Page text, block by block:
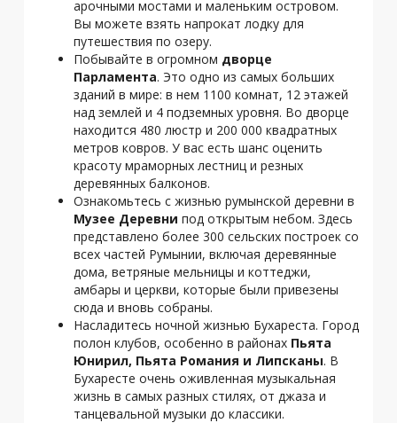
арочными мостами и маленьким островом.
Вы можете взять напрокат лодку для
путешествия по озеру.
Побывайте в огромном дворце
Парламента. Это одно из самых больших
зданий в мире: в нем 1100 комнат, 12 этажей
над землей и 4 подземных уровня. Во дворце
находится 480 люстр и 200 000 квадратных
метров ковров. У вас есть шанс оценить
красоту мраморных лестниц и резных
деревянных балконов.
Ознакомьтесь с жизнью румынской деревни в
Музее Деревни под открытым небом. Здесь
представлено более 300 сельских построек со
всех частей Румынии, включая деревянные
дома, ветряные мельницы и коттеджи,
амбары и церкви, которые были привезены
сюда и вновь собраны.
Насладитесь ночной жизнью Бухареста. Город
полон клубов, особенно в районах Пьята
Юнирил, Пьята Романия и Липсканы. В
Бухаресте очень оживленная музыкальная
жизнь в самых разных стилях, от джаза и
танцевальной музыки до классики.